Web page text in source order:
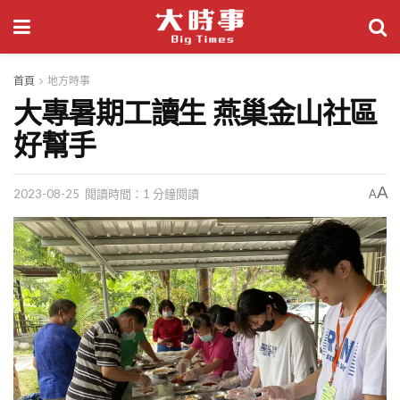
首頁 地方時事
大專暑期工讀生 燕巢金山社區
好幫手
2023-08-25 閱讀時間：1 分鐘閱讀 AA